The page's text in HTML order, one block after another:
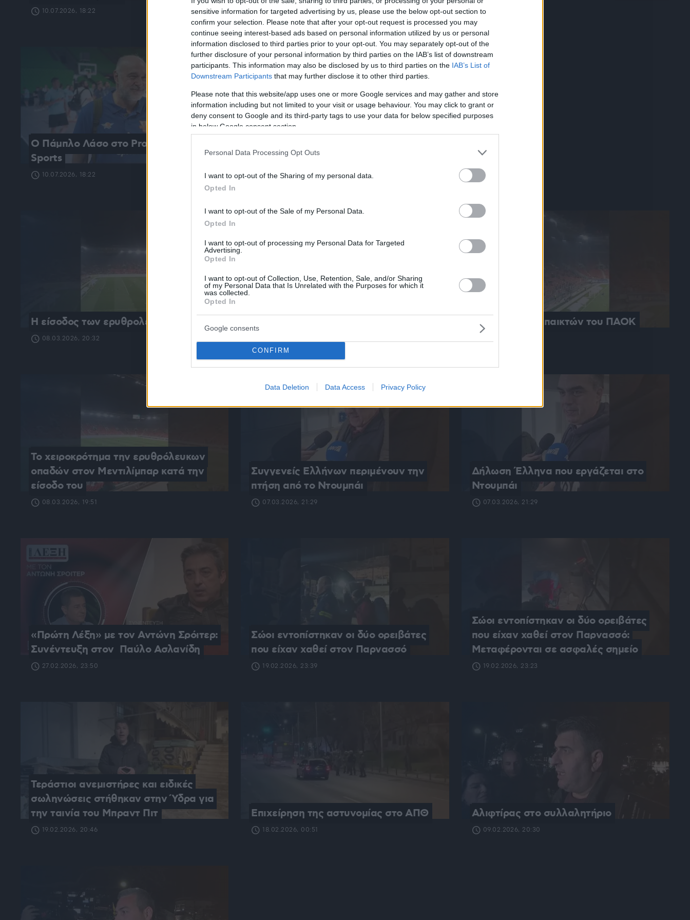
sensitive information for targeted advertising by us, please use the below opt-out section to
confirm your selection. Please note that after your opt-out request is processed you may
continue seeing interest-based ads based on personal information utilized by us or personal
information disclosed to third parties prior to your opt-out. You may separately opt-out of the
further disclosure of your personal information by third parties on the IAB’s list of downstream
participants. This information may also be disclosed by us to third parties on the IAB’s List of
Downstream Participants that may further disclose it to other third parties.
Please note that this website/app uses one or more Google services and may gather and store
information including but not limited to your visit or usage behaviour. You may click to grant or
deny consent to Google and its third-party tags to use your data for below specified purposes
in below Google consent section.
Personal Data Processing Opt Outs
I want to opt-out of the Sharing of my personal data.
Opted In
I want to opt-out of the Sale of my Personal Data.
Opted In
I want to opt-out of processing my Personal Data for Targeted
Advertising.
Opted In
I want to opt-out of Collection, Use, Retention, Sale, and/or Sharing
of my Personal Data that Is Unrelated with the Purposes for which it
was collected.
Opted In
Google consents
CONFIRM
Data Deletion Data Access Privacy Policy
10.07.2026, 18:22 10.07.2026, 18:22 10.07.2026, 18:22
O Πάμπλο Λάσο στο Protothema
Sports
10.07.2026, 18:22
Είσοδος των δύο ομαδων
08.03.2026, 21:20
Η είσοδος των ερυθρολευκων
08.03.2026, 20:32
Η είσοδος των παικτών του ΠΑΟΚ
Το χειροκρότημα την ερυθρόλευκων
οπαδών στον Μεντιλίμπαρ κατά την
είσοδο του
08.03.2026, 19:51
Συγγενείς Ελλήνων περιμένουν την
πτήση από το Ντουμπάι
07.03.2026, 21:29
Δήλωση Έλληνα που εργάζεται στο
Ντουμπάι
07.03.2026, 21:29
«Πρώτη Λέξη» με τον Αντώνη Σρόιτερ:
Συνέντευξη στον  Παύλο Ασλανίδη
27.02.2026, 23:50
Σώοι εντοπίστηκαν οι δύο ορειβάτες
που είχαν χαθεί στον Παρνασσό
19.02.2026, 23:39
Σώοι εντοπίστηκαν οι δύο ορειβάτες
που είχαν χαθεί στον Παρνασσό:
Μεταφέρονται σε ασφαλές σημείο
19.02.2026, 23:23
Τεράστιοι ανεμιστήρες και ειδικές
σωληνώσεις στήθηκαν στην Ύδρα για
την ταινία του Μπραντ Πιτ
19.02.2026, 20:46
Επιχείρηση της αστυνομίας στο ΑΠΘ
18.02.2026, 00:51
Αλιφτίρας στο συλλαλητήριο
09.02.2026, 20:30